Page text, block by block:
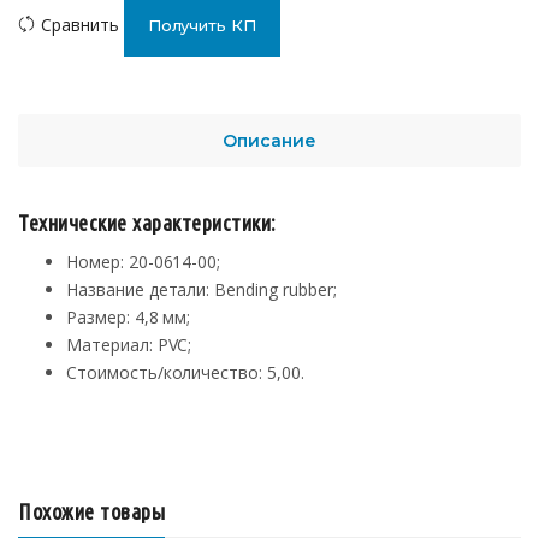
Сравнить Получить КП
Описание
Технические характеристики:
Номер: 20-0614-00;
Название детали: Bending rubber;
Размер: 4,8 мм;
Материал: PVC;
Стоимость/количество: 5,00.
Похожие товары